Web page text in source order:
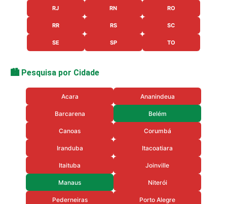
RJ RN RO
RR RS SC
SE SP TO
🏙️ Pesquisa por Cidade
Acara Ananindeua
Barcarena Belém
Canoas Corumbá
Iranduba Itacoatiara
Itaituba Joinville
Manaus Niterói
Pederneiras Porto Alegre